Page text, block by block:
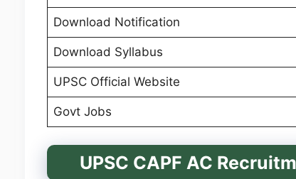
Download Notification
Download Syllabus
UPSC Official Website
Govt Jobs
UPSC CAPF AC